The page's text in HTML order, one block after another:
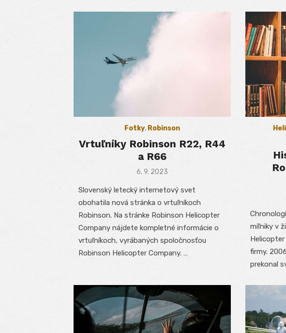
Fotky, Robinson
Vrtuľníky Robinson R22, R44
a R66
Posted
6. 9. 2023
Slovenský letecký internetový svet
obohatila nová stránka o vrtuľníkoch
Robinson. Na stránke Robinson Helicopter
Company nájdete kompletné informácie o
vrtuľníkoch, vyrábaných spoločnosťou
Robinson Helicopter Company. …
míľniky v
firmy.
prekonal